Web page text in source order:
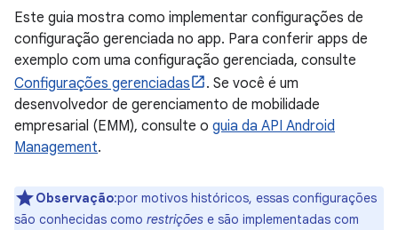
Este guia mostra como implementar configurações de
configuração gerenciada no app. Para conferir apps de
exemplo com uma configuração gerenciada, consulte
Configurações gerenciadas
. Se você é um
desenvolvedor de gerenciamento de mobilidade
empresarial (EMM), consulte o guia da API Android
Management.
Observação:por motivos históricos, essas configurações
são conhecidas como restrições e são implementadas com